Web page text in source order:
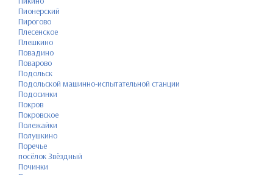
Пионерский
Пирогово
Плесенское
Плешкино
Повадино
Поварово
Подольск
Подольской машинно-испытательной станции
Подосинки
Покров
Покровское
Полежайки
Полушкино
Поречье
посёлок Звёздный
Починки